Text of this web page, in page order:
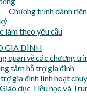
Chương trình dành
làm theo yêu cầu
GIA ĐÌNH
quan về các chương
tâm hỗ trợ gia đình
gia đình linh hoạt
dục Tiểu học và